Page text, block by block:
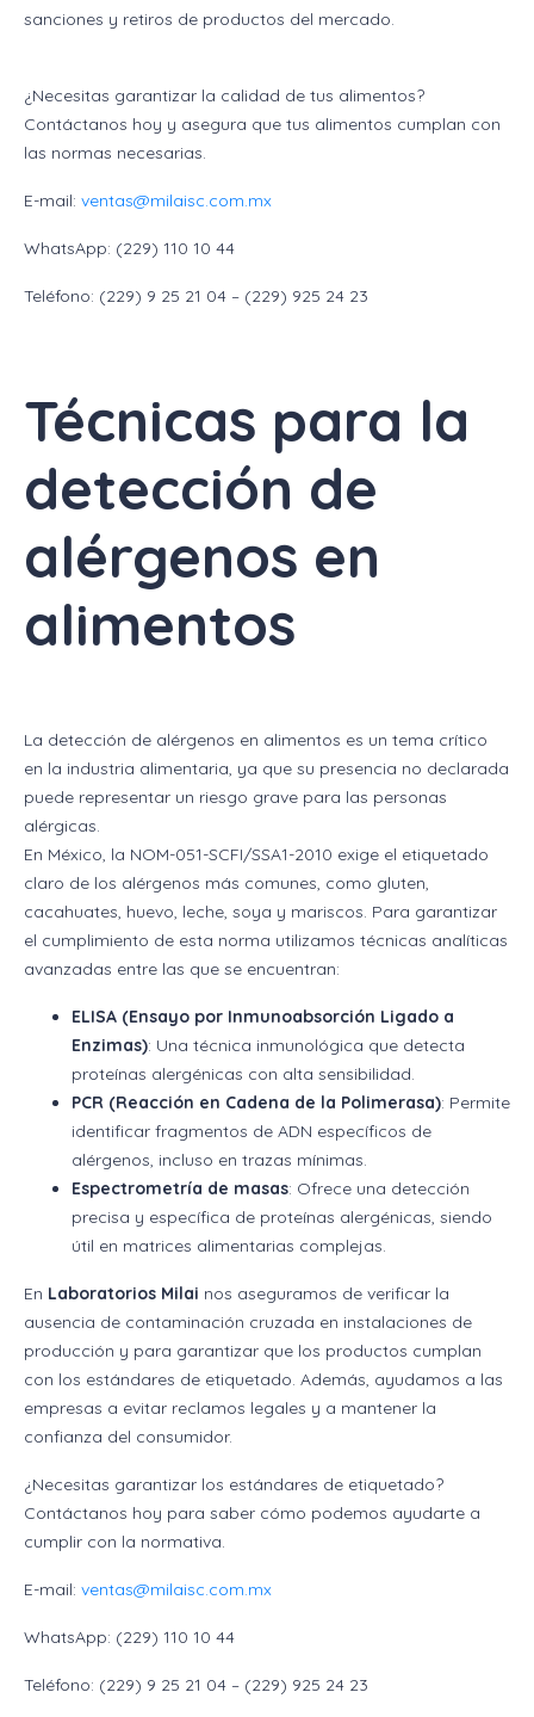
sanciones y retiros de productos del mercado.
¿Necesitas garantizar la calidad de tus alimentos?
Contáctanos hoy y asegura que tus alimentos cumplan con
las normas necesarias.
E-mail: ventas@milaisc.com.mx
WhatsApp: (229) 110 10 44
Teléfono: (229) 9 25 21 04 – (229) 925 24 23
Técnicas para la
detección de
alérgenos en
alimentos
La detección de alérgenos en alimentos es un tema crítico
en la industria alimentaria, ya que su presencia no declarada
puede representar un riesgo grave para las personas
alérgicas.
En México, la NOM-051-SCFI/SSA1-2010 exige el etiquetado
claro de los alérgenos más comunes, como gluten,
cacahuates, huevo, leche, soya y mariscos. Para garantizar
el cumplimiento de esta norma utilizamos técnicas analíticas
avanzadas entre las que se encuentran:
ELISA (Ensayo por Inmunoabsorción Ligado a
Enzimas): Una técnica inmunológica que detecta
proteínas alergénicas con alta sensibilidad.
PCR (Reacción en Cadena de la Polimerasa): Permite
identificar fragmentos de ADN específicos de
alérgenos, incluso en trazas mínimas.
Espectrometría de masas: Ofrece una detección
precisa y específica de proteínas alergénicas, siendo
útil en matrices alimentarias complejas.
En Laboratorios Milai nos aseguramos de verificar la
ausencia de contaminación cruzada en instalaciones de
producción y para garantizar que los productos cumplan
con los estándares de etiquetado. Además, ayudamos a las
empresas a evitar reclamos legales y a mantener la
confianza del consumidor.
¿Necesitas garantizar los estándares de etiquetado?
Contáctanos hoy para saber cómo podemos ayudarte a
cumplir con la normativa.
E-mail: ventas@milaisc.com.mx
WhatsApp: (229) 110 10 44
Teléfono: (229) 9 25 21 04 – (229) 925 24 23